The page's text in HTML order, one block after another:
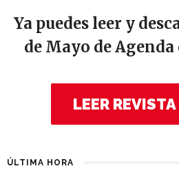
Ya puedes leer y
de Mayo de Agenda
LEER
ÚLTIMA HORA